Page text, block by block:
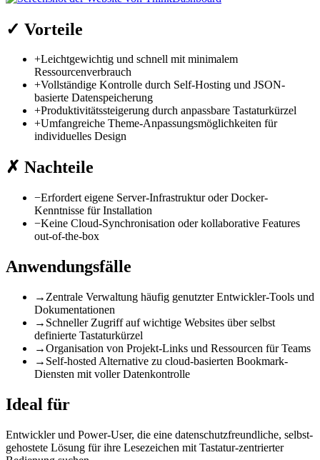
✓ Vorteile
+Leichtgewichtig und schnell mit minimalem
Ressourcenverbrauch
+Vollständige Kontrolle durch Self-Hosting und JSON-
basierte Datenspeicherung
+Produktivitätssteigerung durch anpassbare Tastaturkürzel
+Umfangreiche Theme-Anpassungsmöglichkeiten für
individuelles Design
✗ Nachteile
−Erfordert eigene Server-Infrastruktur oder Docker-
Kenntnisse für Installation
−Keine Cloud-Synchronisation oder kollaborative Features
out-of-the-box
Anwendungsfälle
→ Zentrale Verwaltung häufig genutzter Entwickler-Tools und
Dokumentationen
→ Schneller Zugriff auf wichtige Websites über selbst
definierte Tastaturkürzel
→Organisation von Projekt-Links und Ressourcen für Teams
→ Self-hosted Alternative zu cloud-basierten Bookmark-
Diensten mit voller Datenkontrolle
Ideal für
Entwickler und Power-User, die eine datenschutzfreundliche, selbst-
gehostete Lösung für ihre Lesezeichen mit Tastatur-zentrierter